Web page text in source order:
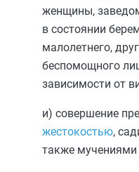
женщины,
в состоянии
малолетнего,
беспомощного
зависимости от
и) совершение
жестокостью,
также мучениями